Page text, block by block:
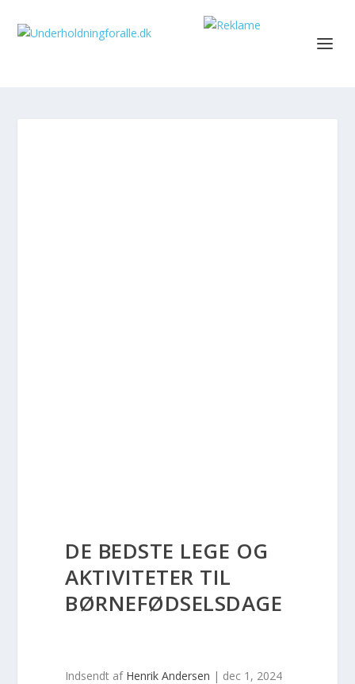
DE BEDSTE LEGE OG
AKTIVITETER TIL
BØRNEFØDSELSDAGE
Indsendt af Henrik Andersen | dec 1, 2024